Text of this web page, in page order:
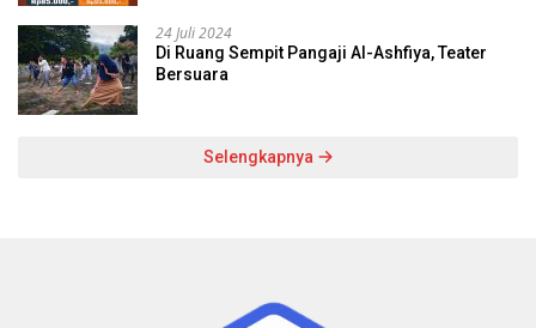
24 Juli 2024
Di Ruang Sempit Pangaji Al-Ashfiya, Teater
Bersuara
Selengkapnya